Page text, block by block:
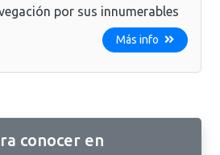
por sus innumerables
Más info
conocer en